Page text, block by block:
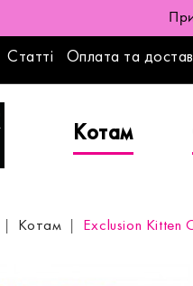
Статті Оплата та
Котам
Котам Exclusion Kitten